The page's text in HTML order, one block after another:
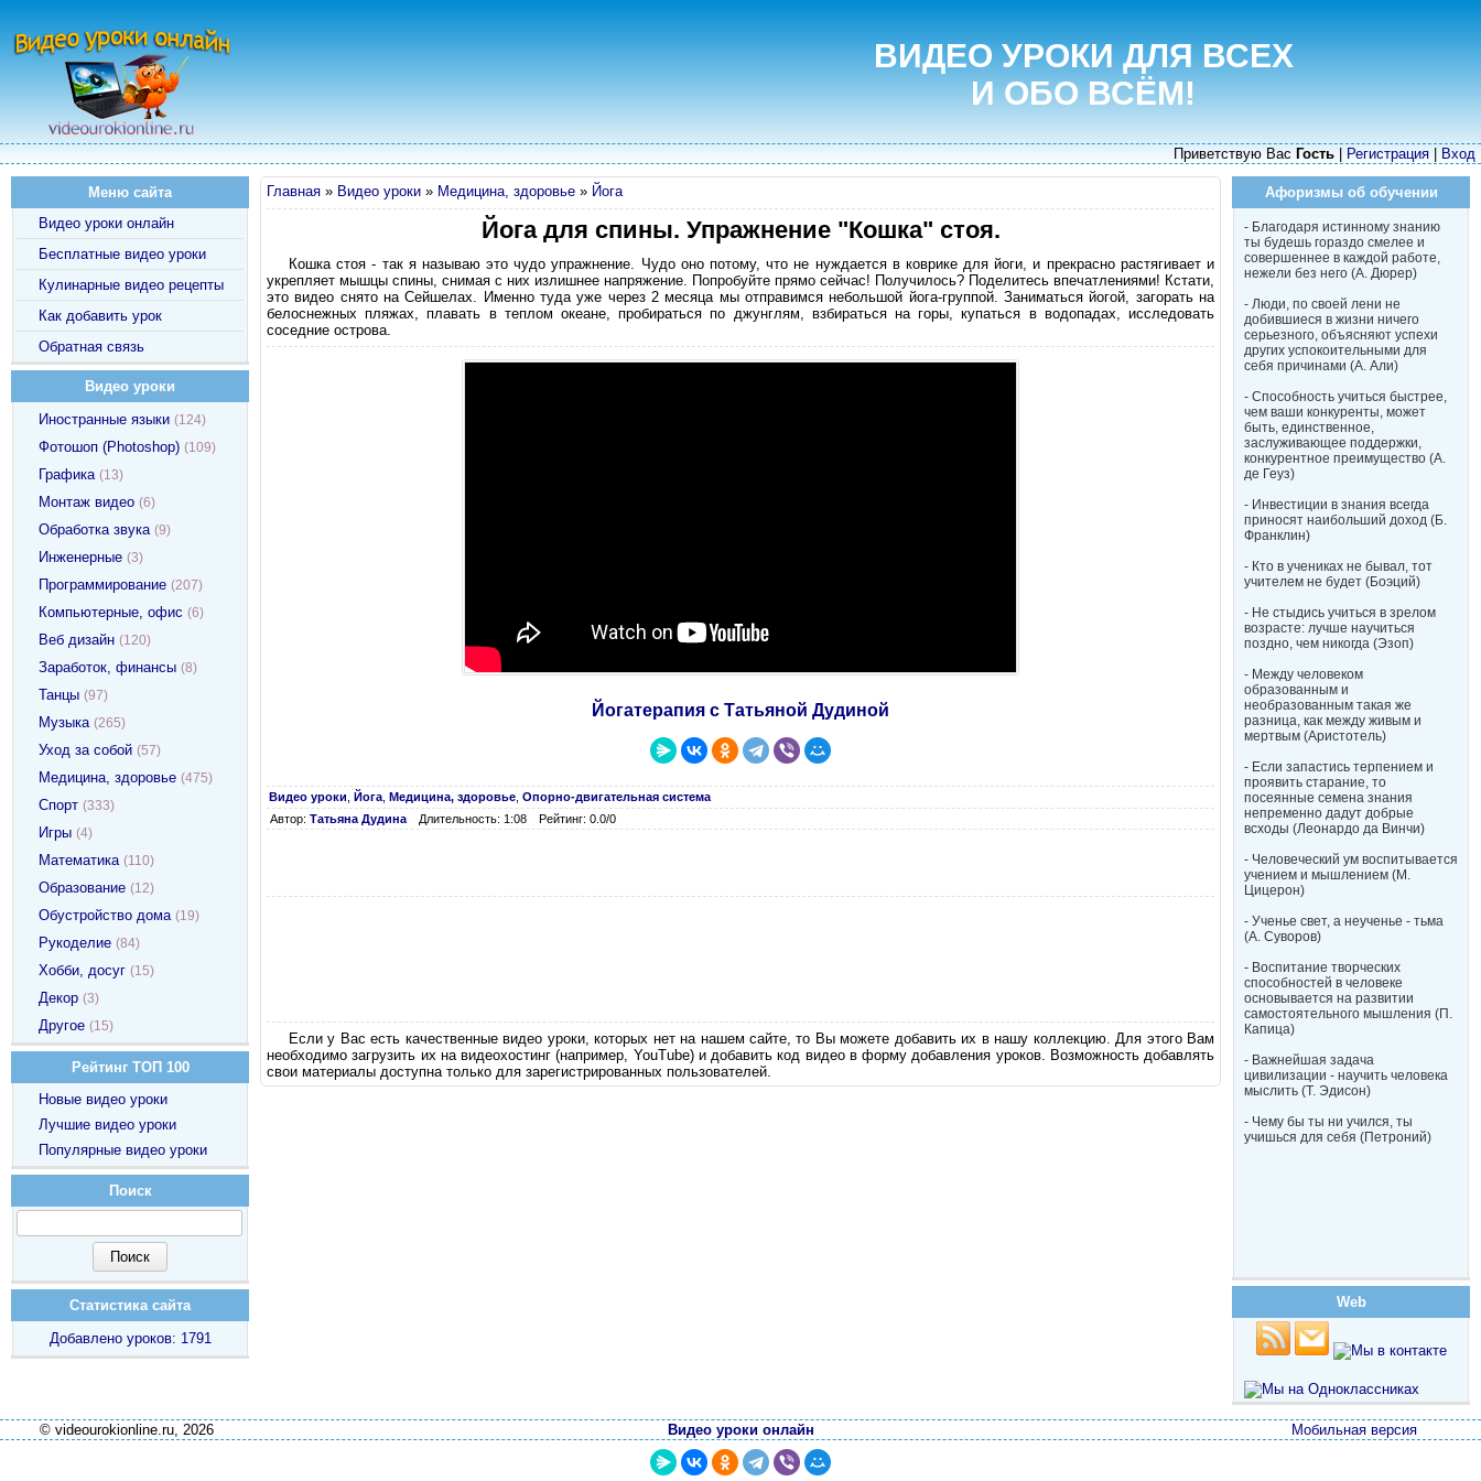
ВИДЕО УРОКИ ДЛЯ ВСЕХ
И ОБО ВСЁМ!
Приветствую Вас Гость Регистрация Вход
Главная » Видео уроки » Медицина, здоровье » Йога
Йога для спины. Упражнение "Кошка" стоя.
Кошка стоя - так я называю это чудо упражнение. Чудо оно потому, что не нуждается в коврике для йоги, и прекрасно растягивает и
укрепляет мышцы спины, снимая с них излишнее напряжение. Попробуйте прямо сейчас! Получилось? Поделитесь впечатлениями! Кстати,
это видео снято на Сейшелах. Именно туда уже через 2 месяца мы отправимся небольшой йога-группой. Заниматься йогой, загорать на
белоснежных пляжах, плавать в теплом океане, пробираться по джунглям, взбираться на горы, купаться в водопадах, исследовать
соседние острова.
Йогатерапия с Татьяной Дудиной
Видео уроки Йога Медицина, здоровье Опорно-двигательная система
Автор: Татьяна Дудина Длительность: 1:08 Рейтинг: 0.0/0
Если у Вас есть качественные видео уроки, которых нет на нашем сайте, то Вы можете добавить их в нашу коллекцию. Для этого Вам
необходимо загрузить их на видеохостинг (например, YouTube) и добавить код видео в форму добавления уроков. Возможность добавлять
свои материалы доступна только для зарегистрированных пользователей.
Меню сайта
Видео уроки онлайн
Бесплатные видео уроки
Кулинарные видео рецепты
Как добавить урок
Обратная связь
Видео уроки
Иностранные языки (124)
Фотошоп (Photoshop) (109)
Графика (13)
Монтаж видео (6)
Обработка звука (9)
Инженерные (3)
Программирование (207)
Компьютерные, офис (6)
Веб дизайн (120)
Заработок, финансы (8)
Танцы (97)
Музыка (265)
Уход за собой (57)
Медицина, здоровье (475)
Спорт (333)
Игры (4)
Математика (110)
Образование (12)
Обустройство дома (19)
Рукоделие (84)
Хобби, досуг (15)
Декор (3)
Другое (15)
Рейтинг ТОП 100
Новые видео уроки
Лучшие видео уроки
Популярные видео уроки
Поиск
Статистика сайта
Добавлено уроков: 1791
Афоризмы об обучении
- Благодаря истинному знанию
ты будешь гораздо смелее и
совершеннее в каждой работе,
нежели без него (А. Дюрер)
- Люди, по своей лени не
добившиеся в жизни ничего
серьезного, объясняют успехи
других успокоительными для
себя причинами (А. Али)
- Способность учиться быстрее,
чем ваши конкуренты, может
быть, единственное,
заслуживающее поддержки,
конкурентное преимущество (А.
де Геуз)
- Инвестиции в знания всегда
приносят наибольший доход (Б.
Франклин)
- Кто в учениках не бывал, тот
учителем не будет (Боэций)
- Не стыдись учиться в зрелом
возрасте: лучше научиться
поздно, чем никогда (Эзоп)
- Между человеком
образованным и
необразованным такая же
разница, как между живым и
мертвым (Аристотель)
- Если запастись терпением и
проявить старание, то
посеянные семена знания
непременно дадут добрые
всходы (Леонардо да Винчи)
- Человеческий ум воспитывается
учением и мышлением (М.
Цицерон)
- Ученье свет, а неученье - тьма
(А. Суворов)
- Воспитание творческих
способностей в человеке
основывается на развитии
самостоятельного мышления (П.
Капица)
- Важнейшая задача
цивилизации - научить человека
мыслить (Т. Эдисон)
- Чему бы ты ни учился, ты
учишься для себя (Петроний)
Web
© videourokionline.ru, 2026 Мобильная версия
Видео уроки онлайн